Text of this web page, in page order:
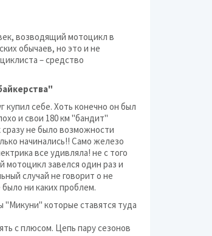
возводящий мотоцикл в
обычаев, но это и не
– средство
купил себе. Хоть конечно он был
и свои 180 км "бандит"
не было возможности
начинались!! Само железо
все удивляла! не с того
мотоцикл завелся один раз и
случай не говорит о не
ни каких проблем.
которые ставятся туда
с плюсом. Цепь пару сезонов